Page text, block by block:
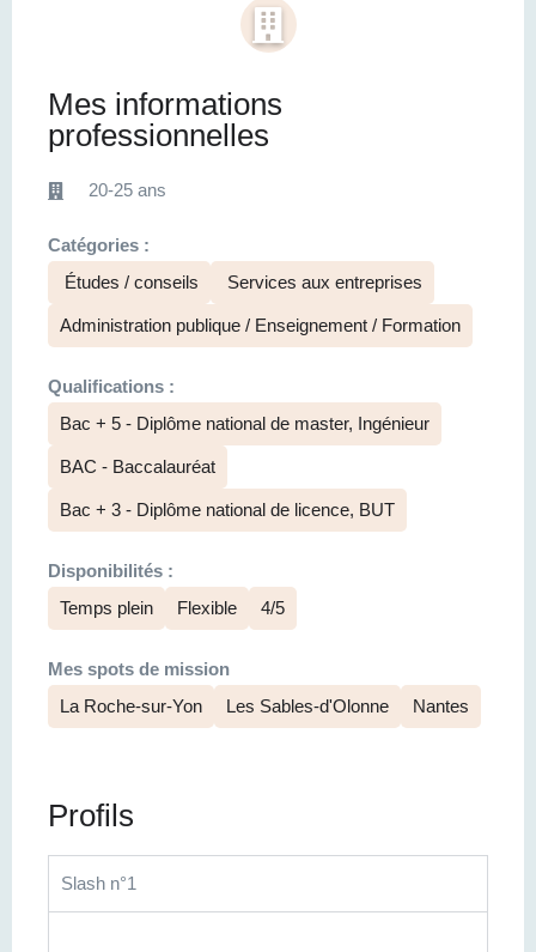
Mes informations
professionnelles
20-25 ans
Catégories :
Études / conseils
Services aux entreprises
Administration publique / Enseignement / Formation
Qualifications :
Bac + 5 - Diplôme national de master, Ingénieur
BAC - Baccalauréat
Bac + 3 - Diplôme national de licence, BUT
Disponibilités :
Temps plein
Flexible 4/5
Mes spots de mission
La Roche-sur-Yon
Les Sables-d'Olonne Nantes
Profils
Slash n°1